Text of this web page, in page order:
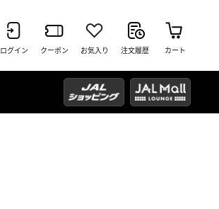
ログイン クーポン お気入り 注文履歴 カート